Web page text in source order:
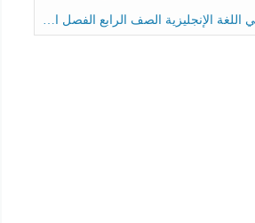
الإنجليزية الصف الرابع الفصل الثالث